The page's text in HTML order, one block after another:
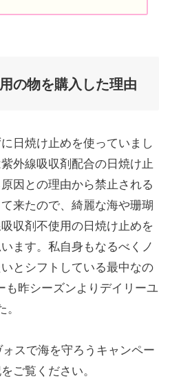
の物を購入した理由
日焼け止めを使っていまし
外線吸収剤配合の日焼け止
因との理由から禁止される
来たので、綺麗な海や珊瑚
収剤不使用の日焼け止めを
ます。私自身もなるべくノ
とシフトしている最中なの
も昨シーズンよりデイリーユ
スで海を守ろうキャンペー
ご覧ください。